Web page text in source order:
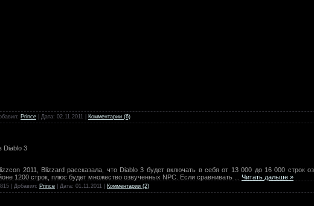
Prince | Дата: 02.11.2011 Комментарии (6)
Diablo 3
2011, Blizzard рассказала, что Diablo 3 будет включать в себя от 13 000 до 16 000 строк
1200 строк, плюс будет множество озвученных NPC. Если сравнивать
Читать дальше »
| Добавил: Prince | Дата: 01.11.2011 Комментарии (2)